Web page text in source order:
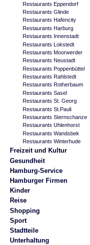
Restaurants Eppendorf
Restaurants Glinde
Restaurants Hafencity
Restaurants Harburg
Restaurants Innenstadt
Restaurants Lokstedt
Restaurants Moorwerder
Restaurants Neustadt
Restaurants Poppenbüttel
Restaurants Rahlstedt
Restaurants Rotherbaum
Restaurants Sasel
Restaurants St. Georg
Restaurants St.Pauli
Restaurants Sternschanze
Restaurants Uhlenhorst
Restaurants Wandsbek
Restaurants Winterhude
Freizeit und Kultur
Gesundheit
Hamburg-Service
Hamburger Firmen
Kinder
Reise
Shopping
Sport
Stadtteile
Unterhaltung